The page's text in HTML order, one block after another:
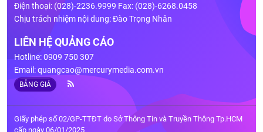
Điện thoại: (028)-2236.9999 Fax: (028)-6268.0458
Chịu trách nhiệm nội dung: Đào Trọng Nhân
LIÊN HỆ QUẢNG CÁO
Hotline: 0909 750 307
Email:quangcao@mercurymedia.com.vn
BẢNG GIÁ
Giấy phép số 02/GP-TTĐT do Sở Thông Tin và Truyền Thông Tp.HCM
cấp ngày 06/01/2025